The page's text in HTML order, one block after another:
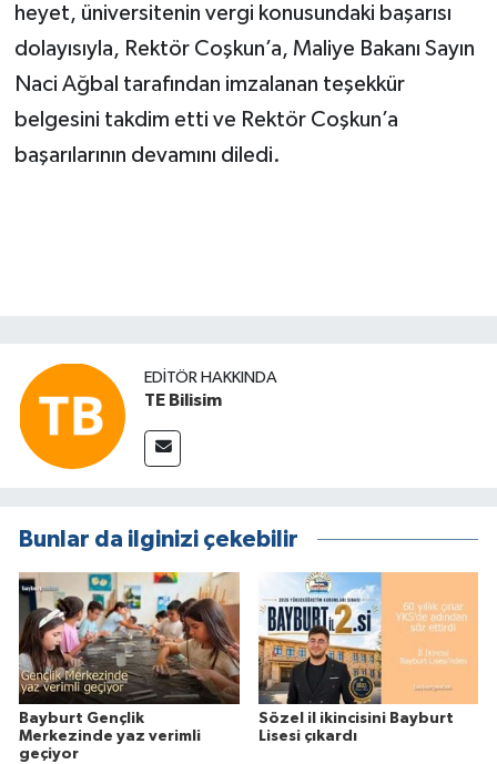
heyet, üniversitenin vergi konusundaki başarısı
dolayısıyla, Rektör Coşkun’a, Maliye Bakanı Sayın
Naci Ağbal tarafından imzalanan teşekkür
belgesini takdim etti ve Rektör Coşkun’a
başarılarının devamını diledi.
EDITÖR HAKKINDA
TE Bilisim
Bunlar da ilginizi çekebilir
Bayburt Gençlik
Merkezinde yaz verimli
geçiyor
Sözel il ikincisini Bayburt
Lisesi çıkardı